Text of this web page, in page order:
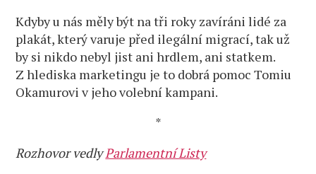
Kdyby u nás měly být na tři roky zavíráni lidé za
plakát, který varuje před ilegální migrací, tak už
by si nikdo nebyl jist ani hrdlem, ani statkem.
Z hlediska marketingu je to dobrá pomoc Tomiu
Okamurovi v jeho volební kampani.
*
Rozhovor vedlyParlamentní Listy